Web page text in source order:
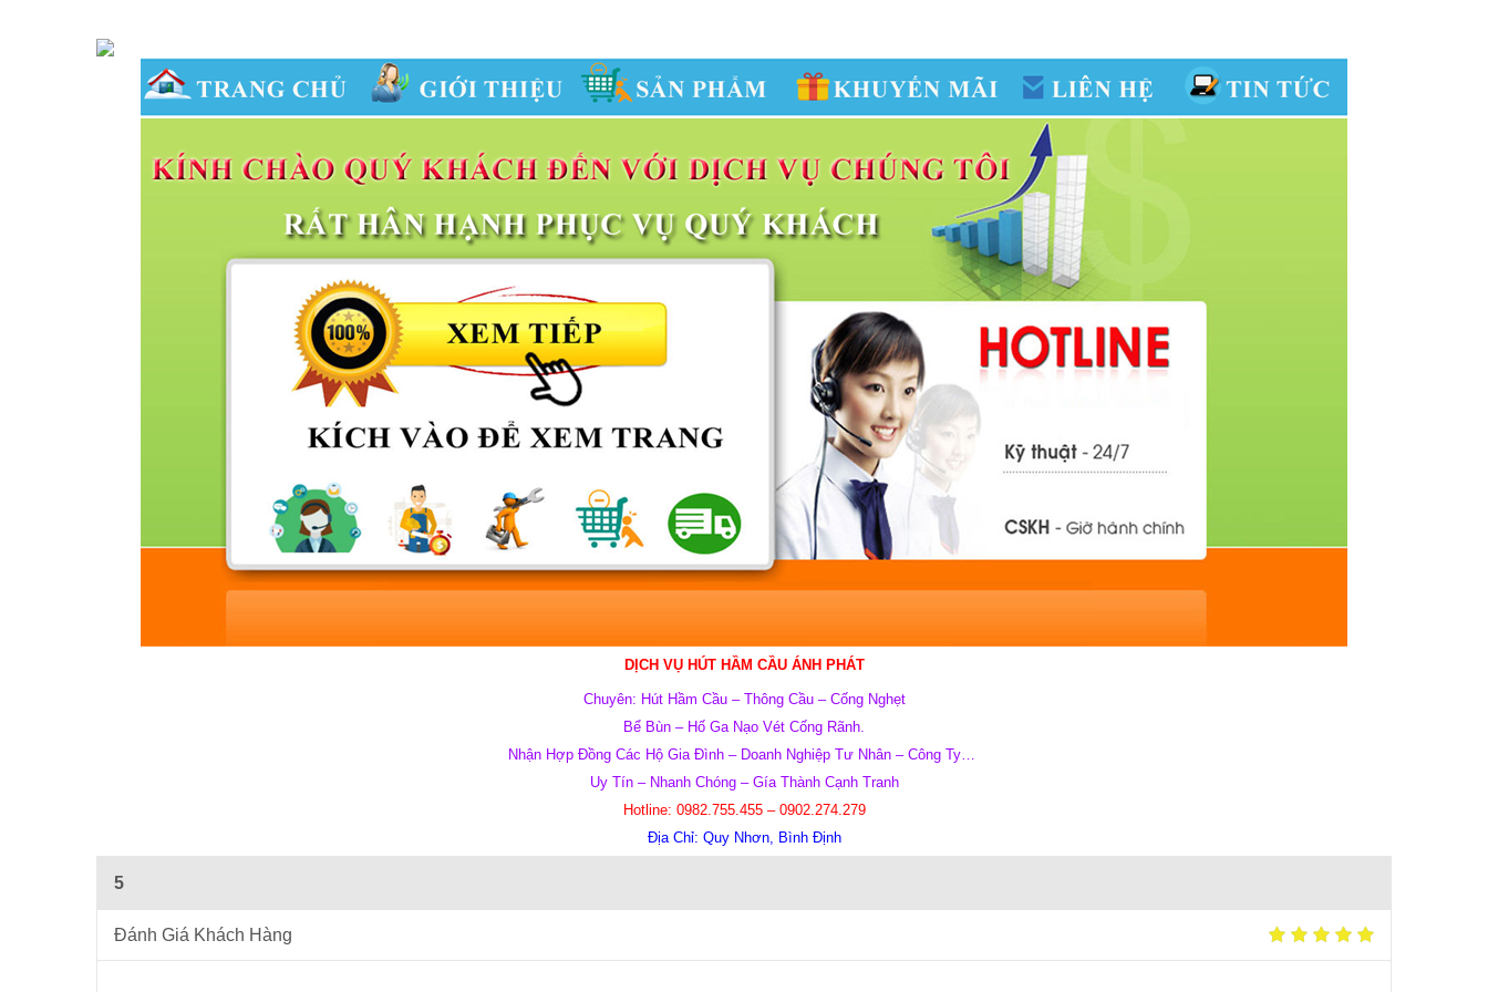
DỊCH VỤ HÚT HẦM CẦU ÁNH PHÁT
Chuyên: Hút Hầm Cầu – Thông Cầu – Cống Nghẹt
Bể Bùn – Hố Ga Nạo Vét Cống Rãnh.
Nhận Hợp Đồng Các Hộ Gia Đình – Doanh Nghiệp Tư Nhân – Công Ty…
Uy Tín – Nhanh Chóng – Gía Thành Cạnh Tranh
Hotline: 0982.755.455 – 0902.274.279
Địa Chỉ: Quy Nhơn, Bình Định
5
Đánh Giá Khách Hàng